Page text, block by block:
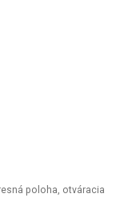
poloha, otváracia